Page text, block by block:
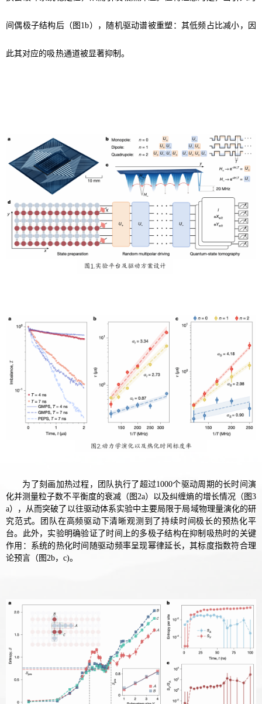
间偶极子结构后（图 1b），随机驱动谱被重塑：其低频占比减小，因
此其对应的吸热通道被显著抑制。
为了刻画加热过程， 团队执行了超过1000个驱动周期的长时间演
化并测量粒子数不平衡度的衰减（图2a）以及纠缠熵的增长情况（图3
a），从而突破了以往驱动体系实验中主要局限于局域物理量演化的研
究范式。团队在高频驱动下清晰观测到了持续时间极长的预热化平
台。此外，实验明确验证了时间上的多极子结构在抑制吸热时的关键
作用：系统的热化时间随驱动频率呈现幂律延长，其标度指数符合理
论预言 （图2b，c)。